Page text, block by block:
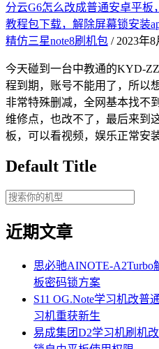
分云G6怎么改成普通安卓平板
教程包下载，解除屏幕锁安装
精仿三星note8刷机包 / 2023年8
今天碰到一台中教通的KYD-
程到期，账号不能用了，所以
非常特殊删减，全网基本找不
维修点，也改不了，最后来到
板，可以看视频，娱乐正常安
Default Title
近期文章
思必驰
板密码锁方案
S11 OG.Note学习机改普
习机重获新生
易成集团D2学习机刷机